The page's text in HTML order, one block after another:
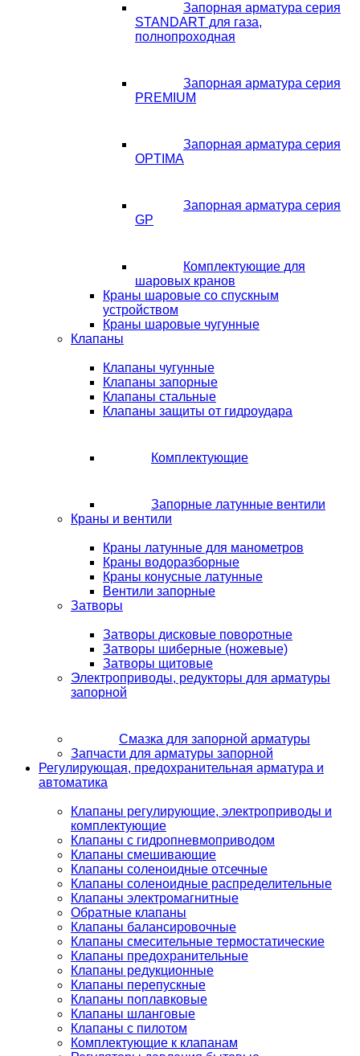
Запорная арматура серия
STANDART для газа,
полнопроходная
Запорная арматура серия
PREMIUM
Запорная арматура серия
OPTIMA
Запорная арматура серия
GP
Комплектующие для
шаровых кранов
Краны шаровые со спускным
устройством
Краны шаровые чугунные
Клапаны
Клапаны чугунные
Клапаны запорные
Клапаны стальные
Клапаны защиты от гидроудара
Комплектующие
Запорные латунные вентили
Краны и вентили
Краны латунные для манометров
Краны водоразборные
Краны конусные латунные
Вентили запорные
Затворы
Затворы дисковые поворотные
Затворы шиберные (ножевые)
Затворы щитовые
Электроприводы, редукторы для арматуры
запорной
Смазка для запорной арматуры
Запчасти для арматуры запорной
Регулирующая, предохранительная арматура и
автоматика
Клапаны регулирующие, электроприводы и
комплектующие
Клапаны с гидропневмоприводом
Клапаны смешивающие
Клапаны соленоидные отсечные
Клапаны соленоидные распределительные
Клапаны электромагнитные
Обратные клапаны
Клапаны балансировочные
Клапаны смесительные термостатические
Клапаны предохранительные
Клапаны редукционные
Клапаны перепускные
Клапаны поплавковые
Клапаны шланговые
Клапаны с пилотом
Комплектующие к клапанам